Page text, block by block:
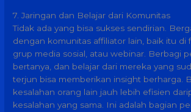
7. Jaringan dan Belajar dari Komunitas
Tidak ada yang bisa sukses sendirian.
dengan komunitas affiliator lain, baik itu di
grup media sosial, atau webinar. Berbagi
bertanya, dan belajar dari mereka yang
terjun bisa memberikan insight berharga.
kesalahan orang lain jauh lebih efisien
kesalahan yang sama. Ini adalah bagian